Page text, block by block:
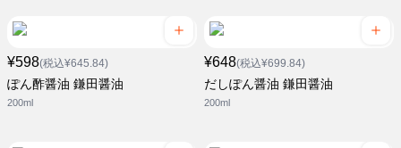
¥598(税込¥645.84)
ぽん酢醤油 鎌田醤油
200ml
¥648(税込¥699.84)
だしぽん醤油 鎌田醤油
200ml